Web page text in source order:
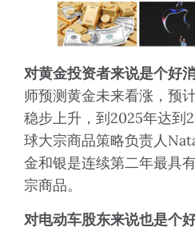
对黄金投资者来说是个好
师预测黄金未来看涨，预
稳步上升，到2025年达到
球大宗商品策略负责人
金和银是连续第二年最具
宗商品。
对电动车股东来说也是个